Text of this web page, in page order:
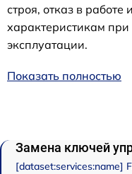
строя, отказ в работе
характеристикам
эксплуатации.
Показать полностью
Замена ключей
[dataset:services:name]